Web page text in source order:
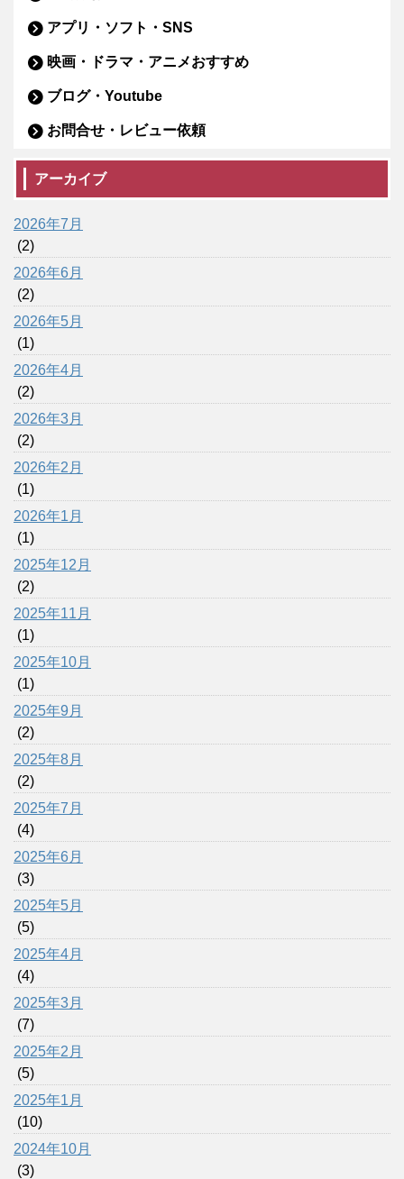
アプリ・ソフト・SNS
映画・ドラマ・アニメおすすめ
ブログ・Youtube
お問合せ・レビュー依頼
アーカイブ
2026年7月
(2)
2026年6月
(2)
2026年5月
(1)
2026年4月
(2)
2026年3月
(2)
2026年2月
(1)
2026年1月
(1)
2025年12月
(2)
2025年11月
(1)
2025年10月
(1)
2025年9月
(2)
2025年8月
(2)
2025年7月
(4)
2025年6月
(3)
2025年5月
(5)
2025年4月
(4)
2025年3月
(7)
2025年2月
(5)
2025年1月
(10)
2024年10月
(3)